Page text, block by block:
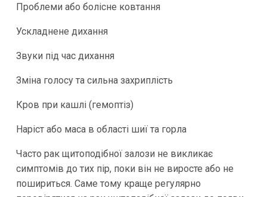
Проблеми або болісне ковтання
Ускладнене дихання
Звуки під час дихання
Зміна голосу та сильна захриплість
Кров при кашлі (гемоптіз)
Наріст або маса в області шиї та горла
Часто рак щитоподібної залози не викликає
симптомів до тих пір, поки він не виросте або не
пошириться. Саме тому краще регулярно